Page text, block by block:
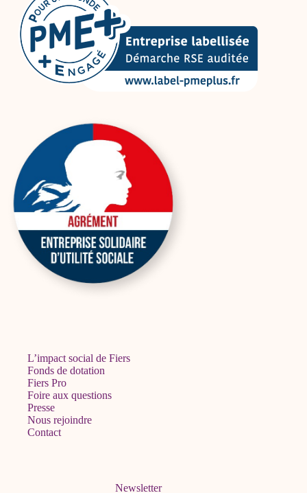
L’impact social de Fiers
Fonds de dotation
Fiers Pro
Foire aux questions
Presse
Nous rejoindre
Contact
Newsletter